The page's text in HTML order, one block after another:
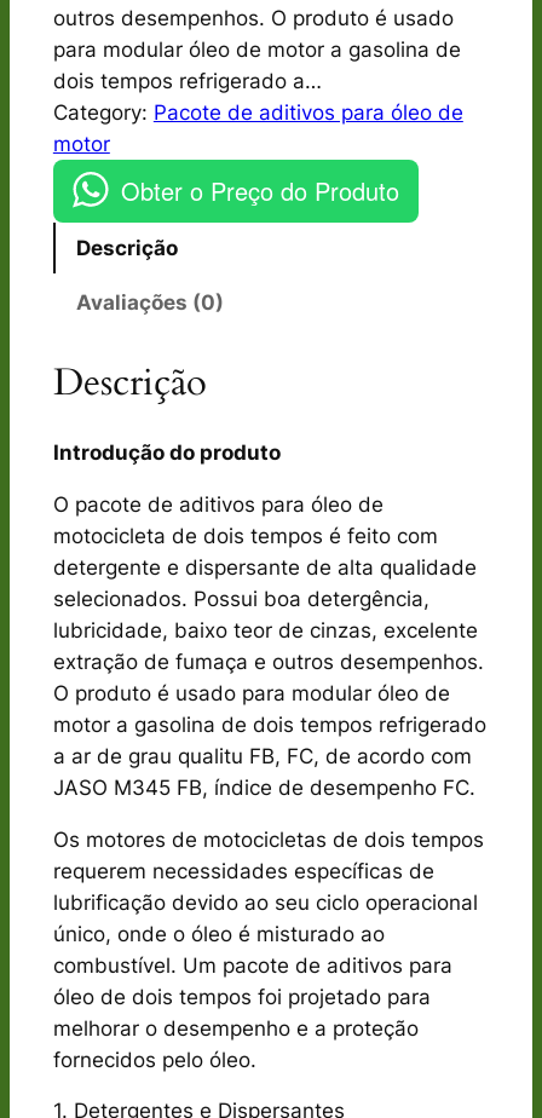
outros desempenhos. O produto é usado
para modular óleo de motor a gasolina de
dois tempos refrigerado a…
Category: Pacote de aditivos para óleo de
motor
Obter o Preço do Produto
Descrição
Avaliações (0)
Descrição
Introdução do produto
O pacote de aditivos para óleo de
motocicleta de dois tempos é feito com
detergente e dispersante de alta qualidade
selecionados. Possui boa detergência,
lubricidade, baixo teor de cinzas, excelente
extração de fumaça e outros desempenhos.
O produto é usado para modular óleo de
motor a gasolina de dois tempos refrigerado
a ar de grau qualitu FB, FC, de acordo com
JASO M345 FB, índice de desempenho FC.
Os motores de motocicletas de dois tempos
requerem necessidades específicas de
lubrificação devido ao seu ciclo operacional
único, onde o óleo é misturado ao
combustível. Um pacote de aditivos para
óleo de dois tempos foi projetado para
melhorar o desempenho e a proteção
fornecidos pelo óleo.
1. Detergentes e Dispersantes